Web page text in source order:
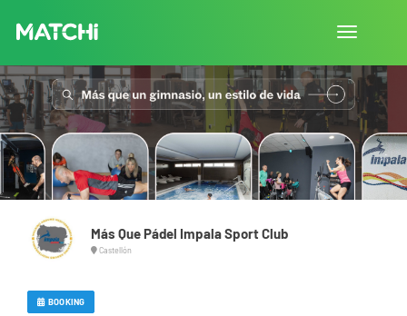
Toggle
Más Que Pádel Impala Sport Club
Castellón
BOOKING